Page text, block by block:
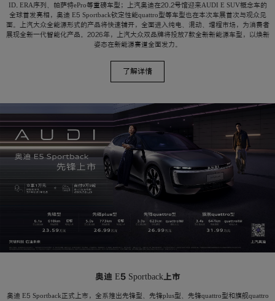
ID. ERA序列、帕萨特ePro等重磅车型；上汽奥迪在20.2号馆迎来AUDI E SUV概念车的
全球首发亮相，奥迪 E5 Sportback钦定性能quattro型等车型也在本次车展首次与观众见
面。上汽大众全能源形式的产品将快速铺开，全面进入纯电、混动、增程市场，为消费者
展现全新一代智能化产品。2026年，上汽大众双品牌将投放7款全新新能源车型，以焕新
姿态在新能源赛道全面发力。
了解详情
奥迪 E5 Sportback上市
奥迪 E5 Sportback正式上市，全系推出先锋型、先锋plus型、先锋quattro型和旗舰quattro